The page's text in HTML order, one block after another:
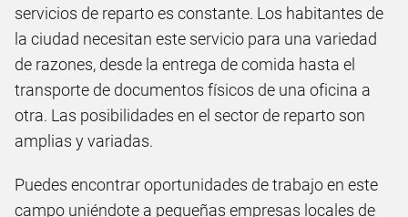
servicios de reparto es constante. Los habitantes de
la ciudad necesitan este servicio para una variedad
de razones, desde la entrega de comida hasta el
transporte de documentos físicos de una oficina a
otra. Las posibilidades en el sector de reparto son
amplias y variadas.
Puedes encontrar oportunidades de trabajo en este
campo uniéndote a pequeñas empresas locales de